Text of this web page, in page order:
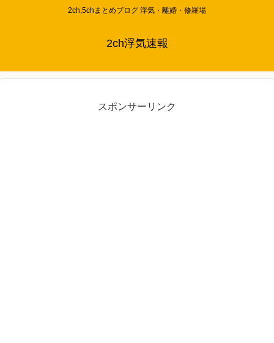
2ch,5chまとめブログ 浮気・離婚・修羅場
2ch浮気速報
スポンサーリンク